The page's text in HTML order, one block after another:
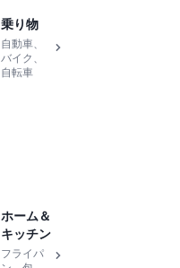
乗り物
自動車、
バイク、
自転車
ホーム＆
キッチン
フライパ